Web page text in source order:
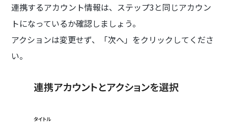
連携するアカウント情報は、ステップ3と同じアカウン
トになっているか確認しましょう。
アクションは変更せず、「次へ」をクリックしてくださ
い。